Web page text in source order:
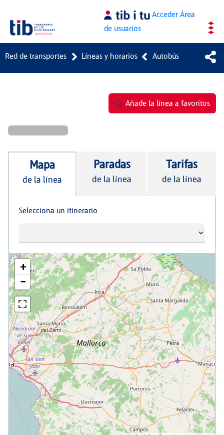
Saltar al contenido principal AccederÁrea
de usuarios
Red de transportes Líneas y horarios Autobús
Añade la línea a favoritos
Mapa
de la línea
Paradas
de la línea
Tarifas
de la línea